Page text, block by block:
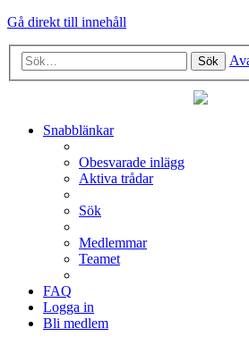
Gå direkt till innehåll
Sök
Snabblänkar
Obesvarade inlägg
Aktiva trådar
Sök
Medlemmar
Teamet
FAQ
Logga in
Bli medlem